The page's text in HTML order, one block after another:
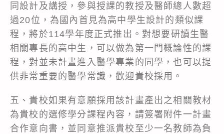
同設計及講授，參與授課的教授及醫師總人數超
過20位，為國內首見為高中學生設計的類似課
程，將於114學年度正式推出。對想要研讀生醫
相關專長的高中生，可以做為第一門概論性的課
程，對並未計畫進入醫學專業的同學，也可以提
供非常重要的醫學常識，歡迎貴校採用。
五、貴校如果有意願採用該計畫產出之相關教材
為貴校的選修學分課程內容，請簽署附件一計畫
合作意向書，並同意推派貴校至少一名教師為負